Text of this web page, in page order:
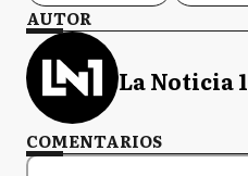
AUTOR
La Noticia 1
COMENTARIOS